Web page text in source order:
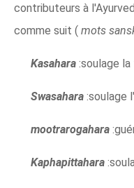
contributeurs à
comme suit ( mots
Kasahara :soulage la
Swasahara :soulage
mootrarogahara
Kaphapittahara